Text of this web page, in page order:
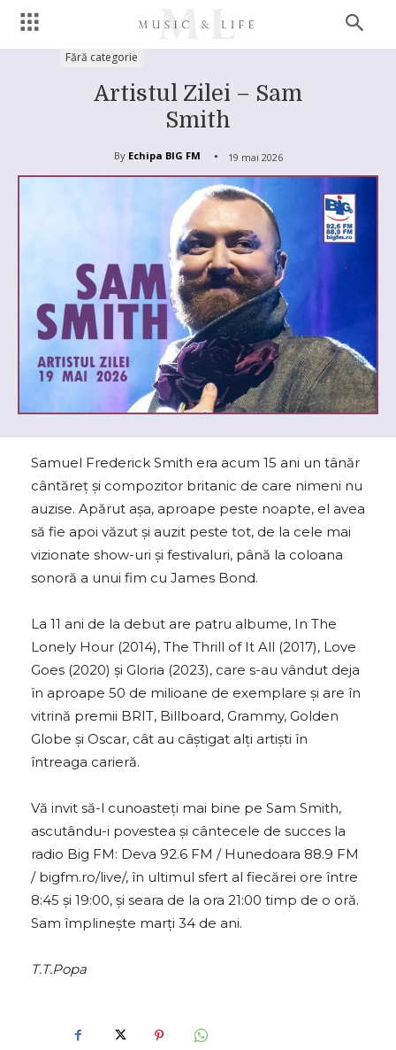
Fără categorie
Artistul Zilei – Sam
Smith
By Echipa BIG FM 19 mai 2026
Samuel Frederick Smith era acum 15 ani un tânăr
cântăreţ şi compozitor britanic de care nimeni nu
auzise. Apărut aşa, aproape peste noapte, el avea
să fie apoi văzut şi auzit peste tot, de la cele mai
vizionate show-uri şi festivaluri, până la coloana
sonoră a unui fim cu James Bond.
La 11 ani de la debut are patru albume, In The
Lonely Hour (2014), The Thrill of It All (2017), Love
Goes (2020) și Gloria (2023), care s-au vândut deja
în aproape 50 de milioane de exemplare şi are în
vitrină premii BRIT, Billboard, Grammy, Golden
Globe şi Oscar, cât au câștigat alţi artişti în
întreaga carieră.
Vă invit să-l cunoasteţi mai bine pe Sam Smith,
ascutându-i povestea şi cântecele de succes la
radio Big FM: Deva 92.6 FM / Hunedoara 88.9 FM
/ bigfm.ro/live/, în ultimul sfert al fiecărei ore între
8:45 şi 19:00, şi seara de la ora 21:00 timp de o oră.
Sam împlinește marți 34 de ani.
T.T.Popa